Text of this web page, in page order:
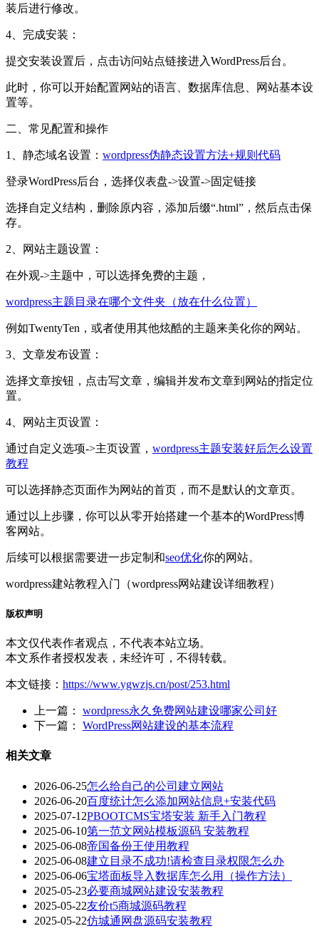
装后进行修改。
4、完成安装：
提交安装设置后，点击访问站点链接进入WordPress后台。
此时，你可以开始配置网站的语言、数据库信息、网站基本设
置等。
二、常见配置和操作
1、静态域名设置： wordpress伪静态设置方法+规则代码
登录WordPress后台，选择仪表盘->设置->固定链接
选择自定义结构，删除原内容，添加后缀“.html”，然后点击保
存。
2、网站主题设置：
在外观->主题中，可以选择免费的主题，
wordpress主题目录在哪个文件夹（放在什么位置）
例如TwentyTen，或者使用其他炫酷的主题来美化你的网站。
3、文章发布设置：
选择文章按钮，点击写文章，编辑并发布文章到网站的指定位
置。
4、网站主页设置：
通过自定义选项->主页设置， wordpress主题安装好后怎么设置
教程
可以选择静态页面作为网站的首页，而不是默认的文章页。
通过以上步骤，你可以从零开始搭建一个基本的WordPress博
客网站。
后续可以根据需要进一步定制和seo优化你的网站。
wordpress建站教程入门（wordpress网站建设详细教程）
版权声明
本文仅代表作者观点，不代表本站立场。
本文系作者授权发表，未经许可，不得转载。
本文链接： https://www.ygwzjs.cn/post/253.html
上一篇： wordpress永久免费网站建设哪家公司好
下一篇： WordPress网站建设的基本流程
相关文章
2026-06-25怎么给自己的公司建立网站
2026-06-20百度统计怎么添加网站信息+安装代码
2025-07-12PBOOTCMS宝塔安装 新手入门教程
2025-06-10第一范文网站模板源码 安装教程
2025-06-08帝国备份王使用教程
2025-06-08建立目录不成功!请检查目录权限怎么办
2025-06-06宝塔面板导入数据库怎么用（操作方法）
2025-05-23必要商城网站建设安装教程
2025-05-22友价t5商城源码教程
2025-05-22仿城通网盘源码安装教程